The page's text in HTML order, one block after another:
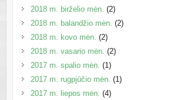
2018 m. birželio mėn. (2)
2018 m. balandžio mėn. (2)
2018 m. kovo mėn. (2)
2018 m. vasario mėn. (2)
2017 m. spalio mėn. (1)
2017 m. rugpjūčio mėn. (1)
2017 m. liepos mėn. (4)